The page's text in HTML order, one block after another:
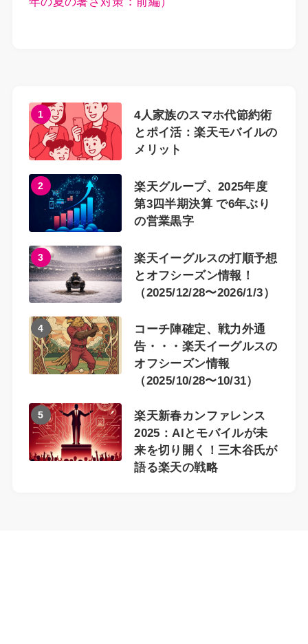
1
4人家族のスマホ代節約術
とポイ活：楽天モバイルの
メリット
2
楽天グループ、2025年度
第3四半期決算 で6年ぶり
の営業黒字
3
楽天イーグルスの打順予想
とオフシーズン情報！
（2025/12/28〜2026/1/3）
4
コーチ陣確定、戦力外通
告・・・楽天イーグルスの
オフシーズン情報
（2025/10/28〜10/31）
5
楽天新春カンファレンス
2025：AIとモバイルが未
来を切り開く！三木谷氏が
語る楽天の戦略